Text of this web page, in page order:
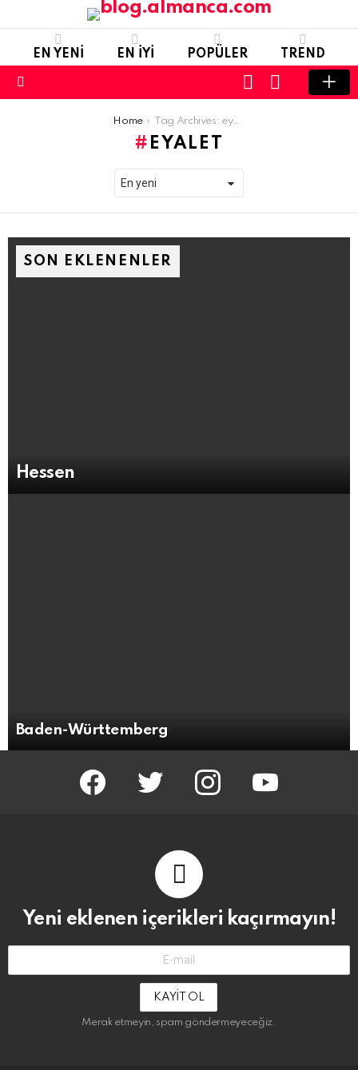
EN YENI EN IYI POPÜLER TREND
SWITCH
SKIN
LOGIN
Home Tag Archives: eyalet
EYALET
SON EKLENENLER
Hessen
Baden-Württemberg
facebook twitter instagram youtube
Yeni eklenen içerikleri kaçırmayın!
Adresin:
Merak etmeyin, spam göndermeyeceğiz.